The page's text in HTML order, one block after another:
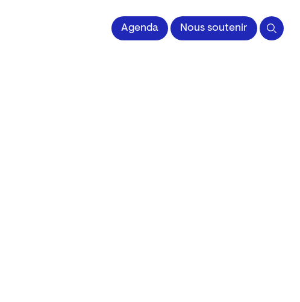
de l'Image impriméeAgenda Nous soutenir